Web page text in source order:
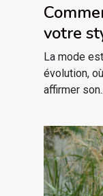
votre
La mode
évolution,
affirmer